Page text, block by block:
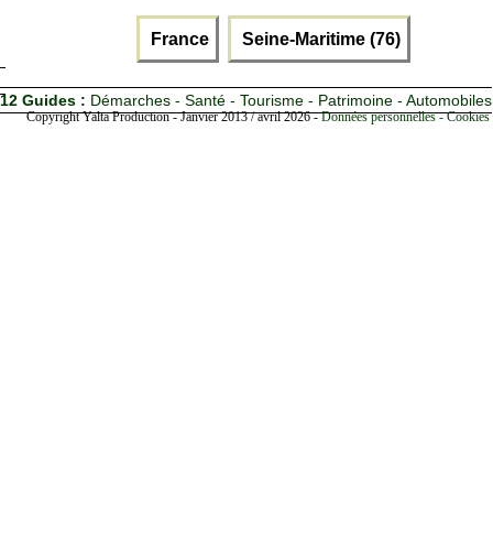
France Seine-Maritime (76)
12 Guides : Démarches - Santé - Tourisme - Patrimoine - Automobiles
Copyright Yalta Production - Janvier 2013 / avril 2026 -Données personnelles -